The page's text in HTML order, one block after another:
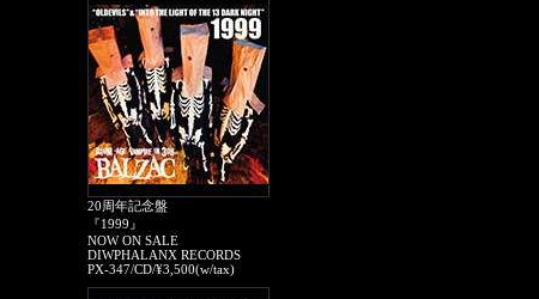
20周年記念盤
『1999』
NOW ON SALE
DIWPHALANX RECORDS
PX-347/CD/¥3,500(w/tax)